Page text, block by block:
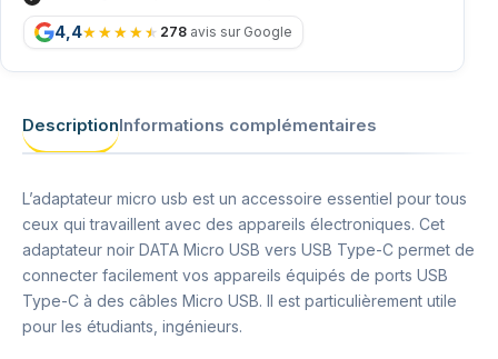
4,4 278 avis sur Google
DescriptionInformations complémentaires
L’adaptateur micro usb est un accessoire essentiel pour tous
ceux qui travaillent avec des appareils électroniques. Cet
adaptateur noir DATA Micro USB vers USB Type-C permet de
connecter facilement vos appareils équipés de ports USB
Type-C à des câbles Micro USB. Il est particulièrement utile
pour les étudiants, ingénieurs.